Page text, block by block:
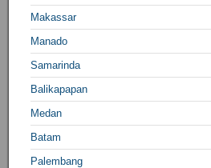
Makassar
Manado
Samarinda
Balikapapan
Medan
Batam
Palembang